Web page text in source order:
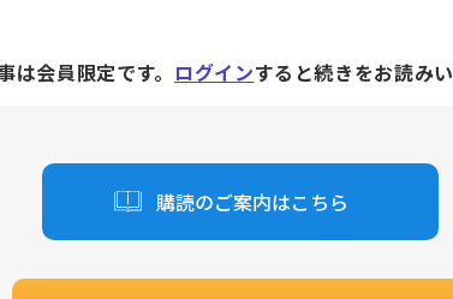
は会員限定です。 ログインすると続きをお読みい
購読のご案内はこちら